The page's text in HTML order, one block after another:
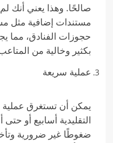
صالحًا. وهذا يعني أنك
مستندات إضافية مثل
حجوزات الفنادق، مما
بكثير وخالية من
عملية سريعة
يمكن أن تستغرق
التقليدية أسابيع أو
ضغوطًا غير ضرورية